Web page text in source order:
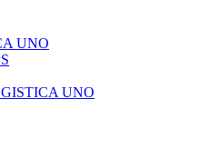
UNO
UNO